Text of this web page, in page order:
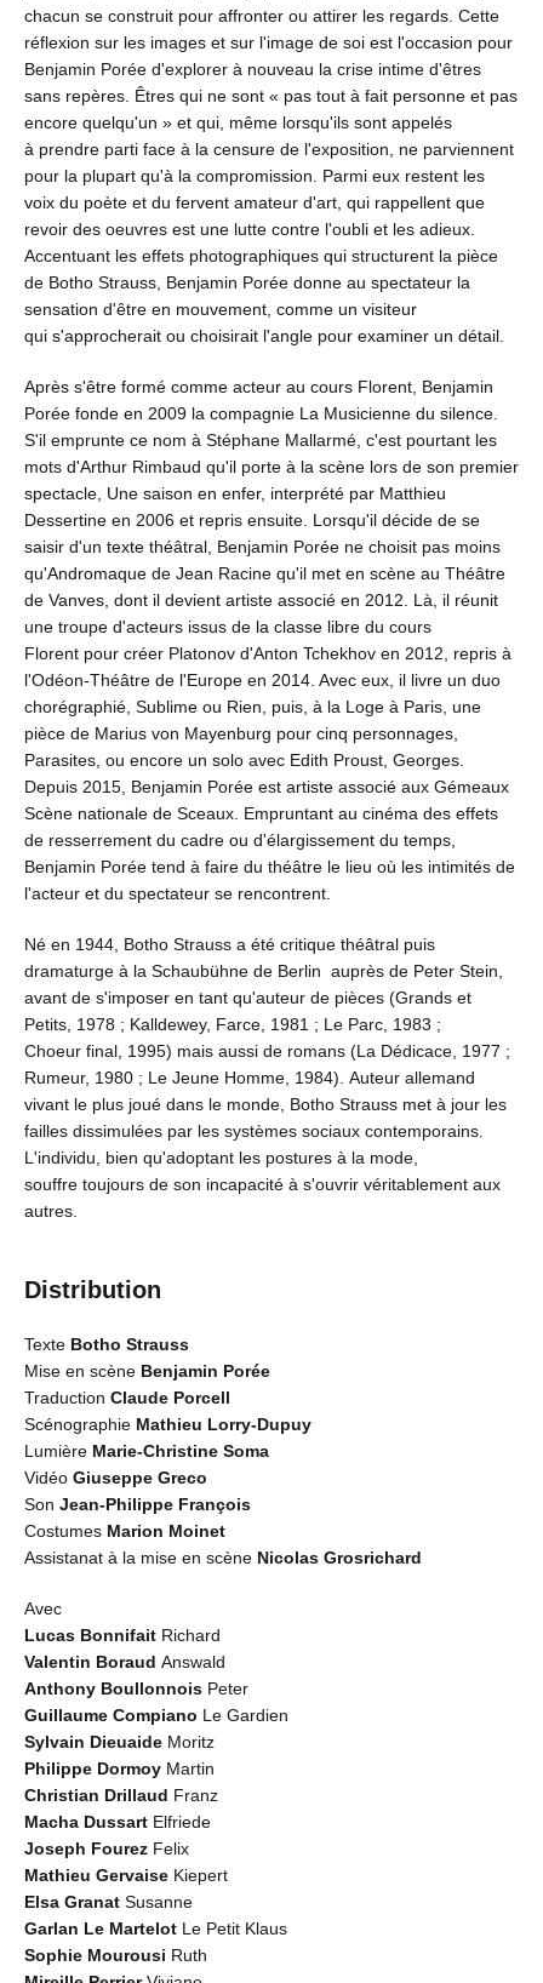
chacun se construit pour affronter ou attirer les regards. Cette
réflexion sur les images et sur l'image de soi est l'occasion pour
Benjamin Porée d'explorer à nouveau la crise intime d'êtres
sans repères. Êtres qui ne sont « pas tout à fait personne et pas
encore quelqu'un » et qui, même lorsqu'ils sont appelés
à prendre parti face à la censure de l'exposition, ne parviennent
pour la plupart qu'à la compromission. Parmi eux restent les
voix du poète et du fervent amateur d'art, qui rappellent que
revoir des oeuvres est une lutte contre l'oubli et les adieux.
Accentuant les effets photographiques qui structurent la pièce
de Botho Strauss, Benjamin Porée donne au spectateur la
sensation d'être en mouvement, comme un visiteur
qui s'approcherait ou choisirait l'angle pour examiner un détail.
Après s'être formé comme acteur au cours Florent, Benjamin
Porée fonde en 2009 la compagnie La Musicienne du silence.
S'il emprunte ce nom à Stéphane Mallarmé, c'est pourtant les
mots d'Arthur Rimbaud qu'il porte à la scène lors de son premier
spectacle, Une saison en enfer, interprété par Matthieu
Dessertine en 2006 et repris ensuite. Lorsqu'il décide de se
saisir d'un texte théâtral, Benjamin Porée ne choisit pas moins
qu'Andromaque de Jean Racine qu'il met en scène au Théâtre
de Vanves, dont il devient artiste associé en 2012. Là, il réunit
une troupe d'acteurs issus de la classe libre du cours
Florent pour créer Platonov d'Anton Tchekhov en 2012, repris à
l'Odéon-Théâtre de l'Europe en 2014. Avec eux, il livre un duo
chorégraphié, Sublime ou Rien, puis, à la Loge à Paris, une
pièce de Marius von Mayenburg pour cinq personnages,
Parasites, ou encore un solo avec Edith Proust, Georges.
Depuis 2015, Benjamin Porée est artiste associé aux Gémeaux
Scène nationale de Sceaux. Empruntant au cinéma des effets
de resserrement du cadre ou d'élargissement du temps,
Benjamin Porée tend à faire du théâtre le lieu où les intimités de
l'acteur et du spectateur se rencontrent.
Né en 1944, Botho Strauss a été critique théâtral puis
dramaturge à la Schaubühne de Berlin auprès de Peter Stein,
avant de s'imposer en tant qu'auteur de pièces (Grands et
Petits, 1978 ; Kalldewey, Farce, 1981 ; Le Parc, 1983 ;
Choeur final, 1995) mais aussi de romans (La Dédicace, 1977 ;
Rumeur, 1980 ; Le Jeune Homme, 1984). Auteur allemand
vivant le plus joué dans le monde, Botho Strauss met à jour les
failles dissimulées par les systèmes sociaux contemporains.
L'individu, bien qu'adoptant les postures à la mode,
souffre toujours de son incapacité à s'ouvrir véritablement aux
autres.
Distribution
Texte Botho Strauss
Mise en scène Benjamin Porée
Traduction Claude Porcell
Scénographie Mathieu Lorry-Dupuy
Lumière Marie-Christine Soma
Vidéo Giuseppe Greco
Son Jean-Philippe François
Costumes Marion Moinet
Assistanat à la mise en scène Nicolas Grosrichard
Avec
Lucas Bonnifait Richard
Valentin Boraud Answald
Anthony Boullonnois Peter
Guillaume Compiano Le Gardien
Sylvain Dieuaide Moritz
Philippe Dormoy Martin
Christian Drillaud Franz
Macha Dussart Elfriede
Joseph Fourez Felix
Mathieu Gervaise Kiepert
Elsa Granat Susanne
Garlan Le Martelot Le Petit Klaus
Sophie Mourousi Ruth